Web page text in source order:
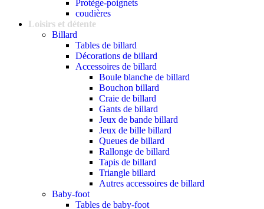
Protège-poignets
coudières
Loisirs et détente
Billard
Tables de billard
Décorations de billard
Accessoires de billard
Boule blanche de billard
Bouchon billard
Craie de billard
Gants de billard
Jeux de bande billard
Jeux de bille billard
Queues de billard
Rallonge de billard
Tapis de billard
Triangle billard
Autres accessoires de billard
Baby-foot
Tables de baby-foot